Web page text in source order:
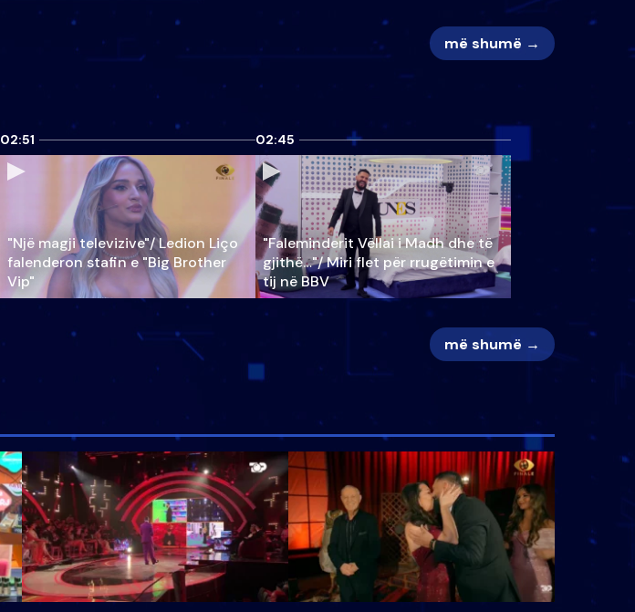
më shumë →
02:51
"Një magji televizive"/ Ledion Liço
falenderon stafin e "Big Brother
Vip"
02:45
"Faleminderit Vëllai i Madh dhe të
gjithë…"/ Miri flet për rrugëtimin e
tij në BBV
më shumë →